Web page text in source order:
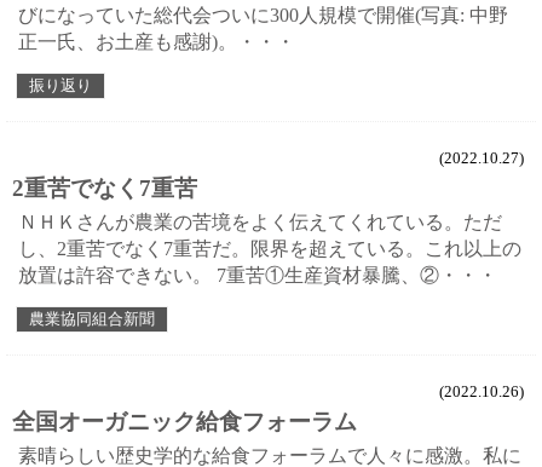
びになっていた総代会ついに300人規模で開催(写真: 中野
正一氏、お土産も感謝)。・・・
振り返り
(2022.10.27)
2重苦でなく7重苦
ＮＨＫさんが農業の苦境をよく伝えてくれている。ただ
し、2重苦でなく7重苦だ。限界を超えている。これ以上の
放置は許容できない。 7重苦①生産資材暴騰、②・・・
農業協同組合新聞
(2022.10.26)
全国オーガニック給食フォーラム
素晴らしい歴史学的な給食フォーラムで人々に感激。私に